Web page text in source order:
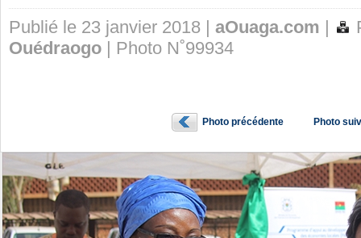
Publié le 23 janvier 2018 | aOuaga.com |
Ouédraogo | Photo N˚99934
Photo précédente Photo